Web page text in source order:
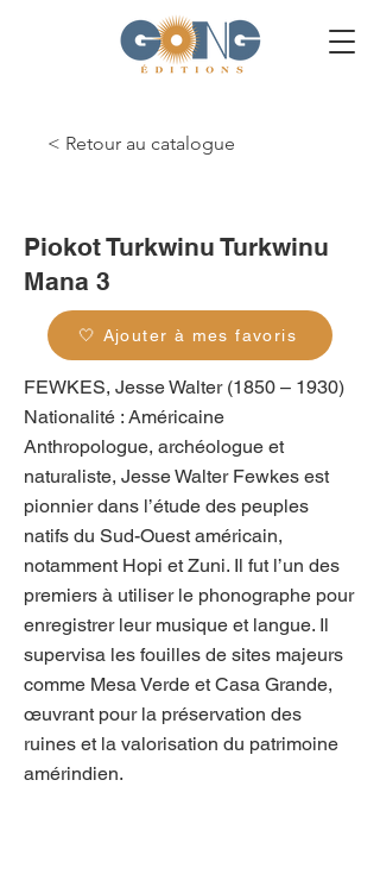
< Retour au catalogue
Piokot Turkwinu Turkwinu
Mana 3
🤍 Ajouter à mes favoris
FEWKES, Jesse Walter (1850 – 1930)
Nationalité : Américaine
Anthropologue, archéologue et
naturaliste, Jesse Walter Fewkes est
pionnier dans l’étude des peuples
natifs du Sud-Ouest américain,
notamment Hopi et Zuni. Il fut l’un des
premiers à utiliser le phonographe pour
enregistrer leur musique et langue. Il
supervisa les fouilles de sites majeurs
comme Mesa Verde et Casa Grande,
œuvrant pour la préservation des
ruines et la valorisation du patrimoine
amérindien.